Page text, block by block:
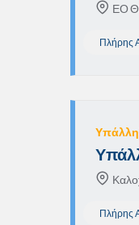
ΕΟ
Πλήρης
Πλήρης